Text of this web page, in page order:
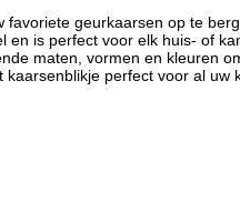
geurkaarsen op te
is perfect voor elk huis- of
maten, vormen en kleuren
perfect voor al uw